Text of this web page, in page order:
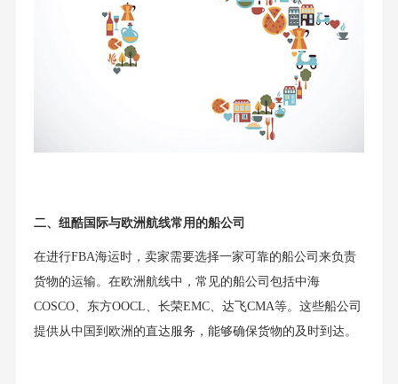
二、纽酷国际与欧洲航线常用的船公司
在进行FBA海运时，卖家需要选择一家可靠的船公司来负责
货物的运输。在欧洲航线中，常见的船公司包括中海
COSCO、东方OOCL、长荣EMC、达飞CMA等。这些船公司
提供从中国到欧洲的直达服务，能够确保货物的及时到达。